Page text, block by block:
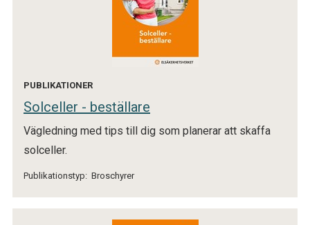
PUBLIKATIONER
Solceller - beställare
Vägledning med tips till dig som planerar att skaffa
solceller.
Publikationstyp: Broschyrer